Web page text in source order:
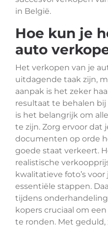
in België.
Hoe kun je
auto
Het verkopen van je
uitdagende taak zijn,
aanpak is het zeker
resultaat te behalen
is het belangrijk om
te zijn. Zorg ervoor dat
documenten op orde
goede staat verkeert.
realistische
kwalitatieve foto’s
essentiële stappen.
tijdens
kopers cruciaal om
te ronden. Met